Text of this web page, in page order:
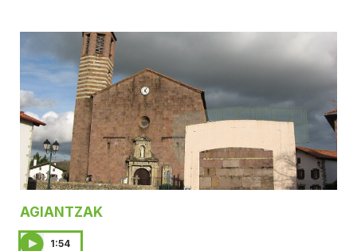
AGIANTZAK
1:54